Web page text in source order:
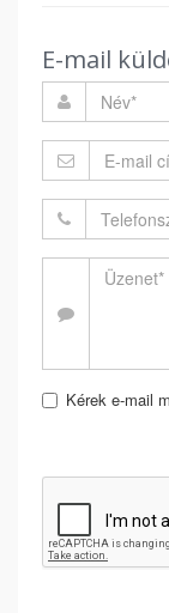
E-mail
Kérek e-mail